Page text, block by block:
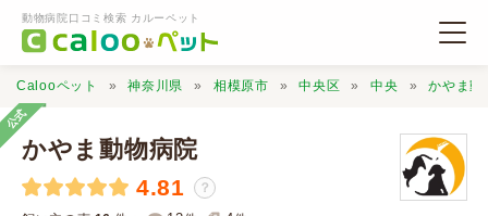
動物病院口コミ検索 カルーペット
Calooペット 神奈川県 相模原市 中央区 中央 かやま動
公式
かやま動物病院
4.81 ？